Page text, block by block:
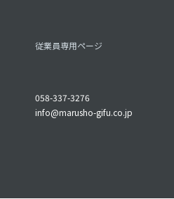
従業員専用ページ
058-337-3276
info@marusho-gifu.co.jp